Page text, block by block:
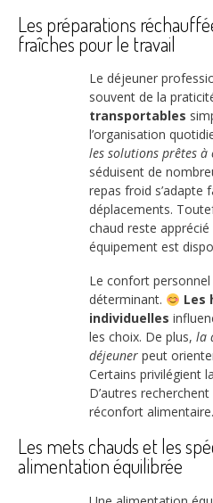
Les préparations
fraîches pour le travail
Le déjeuner
souvent de la
transportables
l’organisation
les solutions prêtes à
séduisent de
repas froid s’adapte
déplacements.
chaud reste apprécié
équipement est
Le confort personnel
déterminant.
Les
individuelles
les choix. De plus, la
déjeuner peut
Certains privilégient
D’autres
réconfort alimentaire.
Les mets chauds et les
alimentation équilibrée